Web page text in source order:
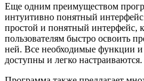
Еще одним преимуществом
интуитивно понятный
простой и понятный интерфейс,
пользователям быстро освоить
ней. Все необходимые функции и
доступны и легко настраиваются.